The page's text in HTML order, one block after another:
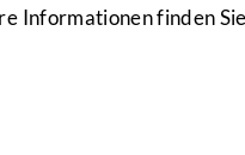
Informationen finden